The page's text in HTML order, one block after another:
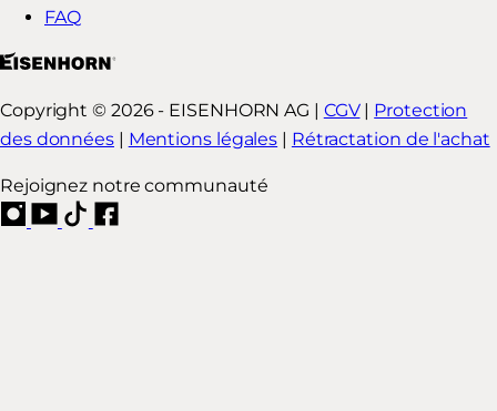
FAQ
Copyright © 2026 - EISENHORN AG | CGV| Protection
des données| Mentions légales | Rétractation de l'achat
Rejoignez notre communauté